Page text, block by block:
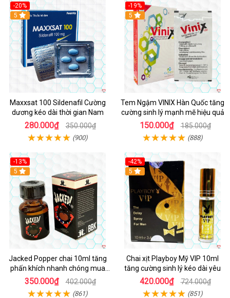
-20%
5
Maxxsat 100 Sildenafil Cường
dương kéo dài thời gian Nam
280.000₫ 350.000₫
(900)
-19%
5
Tem Ngậm VINIX Hàn Quốc tăng
cường sinh lý mạnh mẽ hiệu quả
150.000₫ 185.000₫
(888)
-13%
5
Jacked Popper chai 10ml tăng
phấn khích nhanh chóng mua
ngay
350.000₫ 402.000₫
(861)
-42%
5
Chai xịt Playboy Mỹ VIP 10ml
tăng cường sinh lý kéo dài yêu
420.000₫ 724.000₫
(851)